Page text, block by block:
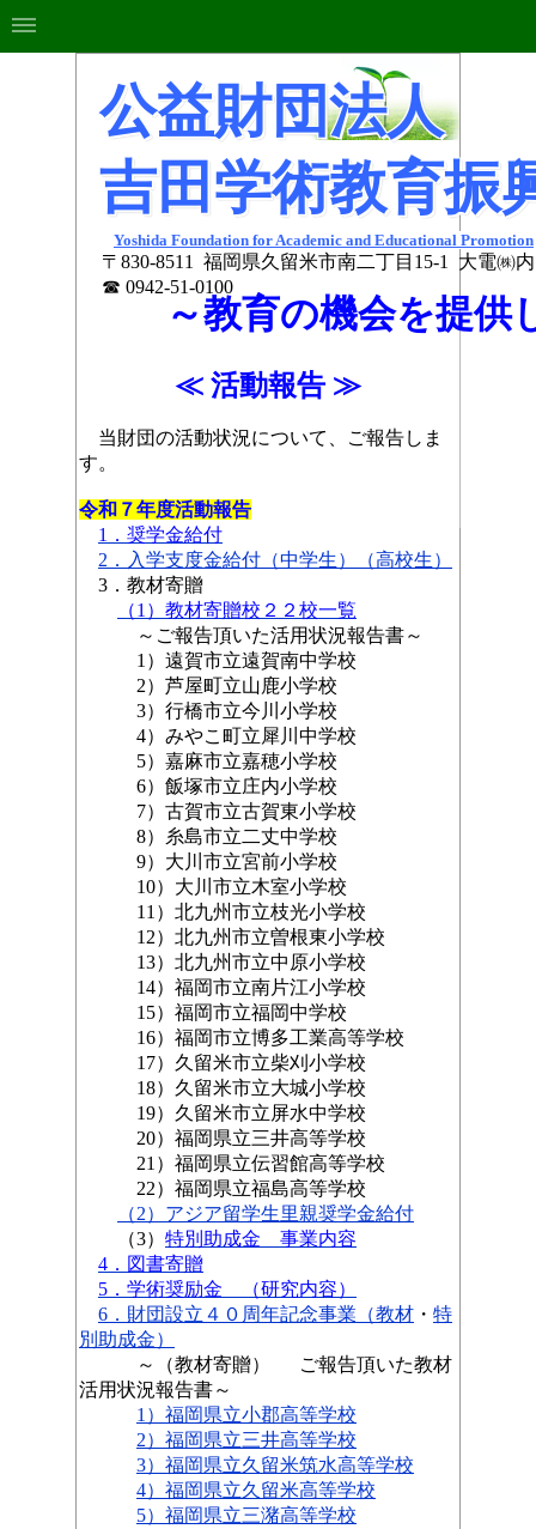
公益財団法人
吉田学術教育振
Yoshida Foundation for Academic and Educational Promotion
〒830-8511 福岡県久留米市南二丁目15-1
大電㈱内
☎ 0942-51-0100
～教育の機会を提供
≪ 活動報告 ≫
当財団の活動状況について、ご報告しま
す。
令和７年度活動報告
1．奨学金給付
2．入学支度金給付（中学生）
（高校生）
3．教材寄贈
（1）教材寄贈校２２校一覧
～ご報告頂いた活用状況報告書～
1）遠賀市立遠賀南中学校
2）芦屋町立山鹿小学校
3）行橋市立今川小学校
4）みやこ町立犀川中学校
5）嘉麻市立嘉穂小学校
6）飯塚市立庄内小学校
7）古賀市立古賀東小学校
8）糸島市立二丈中学校
9）大川市立宮前小学校
10）大川市立木室小学校
11）北九州市立枝光小学校
12）北九州市立曽根東小学校
13）北九州市立中原小学校
14）福岡市立南片江小学校
15）福岡市立福岡中学校
16）福岡市立博多工業高等学校
17）久留米市立柴刈小学校
18）久留米市立大城小学校
19）久留米市立屏水中学校
20）福岡県立三井高等学校
21）福岡県立伝習館高等学校
22）福岡県立福島高等学校
（2） アジア留学生里親奨学金給付
（3） 特別助成金 事業内容
4．図書寄贈
5．学術奨励金 （研究内容）
6．財団設立４０周年記念事業（教材 ・ 特
別助成金）
～（教材寄贈） ご報告頂いた教材
活用状況報告書～
1）福岡県立小郡高等学校
2）福岡県立三井高等学校
3）福岡県立久留米筑水高等学校
4）福岡県立久留米高等学校
5）福岡県立三潴高等学校